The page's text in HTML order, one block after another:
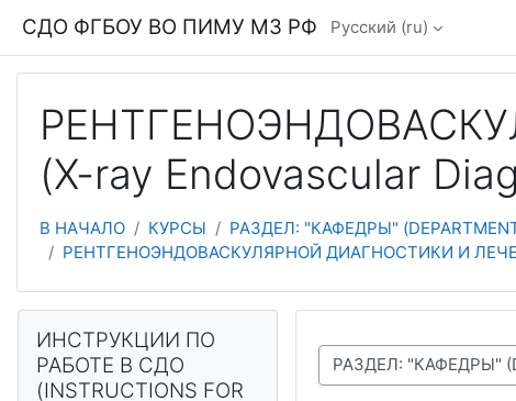
СДО ФГБОУ ВО ПИМУ МЗ РФ Русский ‎(ru)‎
(X-ray Endovascular
В НАЧАЛО КУРСЫ
РАЗДЕЛ: "КАФЕДРЫ"
РЕНТГЕНОЭНДОВАСКУЛЯРНОЙ ДИАГНОСТИКИ И
СПИСОК ДОСТУПНЫХ КАФЕДР И ТЕСТОВ
Блоки
ИНСТРУКЦИИ ПО
РАБОТЕ В СДО
(INSTRUCTIONS FOR